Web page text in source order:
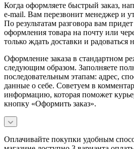
Когда оформляете быстрый заказ,
e-mail. Вам перезвонит менеджер и
По результатам разговора вам
оформления товара на почту или
только ждать доставки и радоваться
Оформление заказа в стандартном
следующим образом. Заполняете
последовательным этапам: адрес,
данные о себе. Советуем в
информацию, которая поможет
кнопку «Оформить заказ».
Оплачивайте покупки удобным